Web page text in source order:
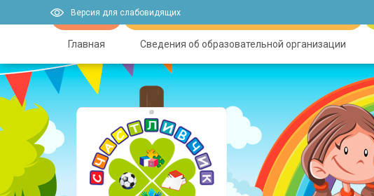
Версия для слабовидящих
Главная Сведения об образовательной организации